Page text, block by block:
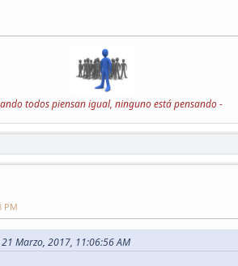
todos piensan igual, ninguno está pensando -
PM
21 Marzo, 2017, 11:06:56 AM